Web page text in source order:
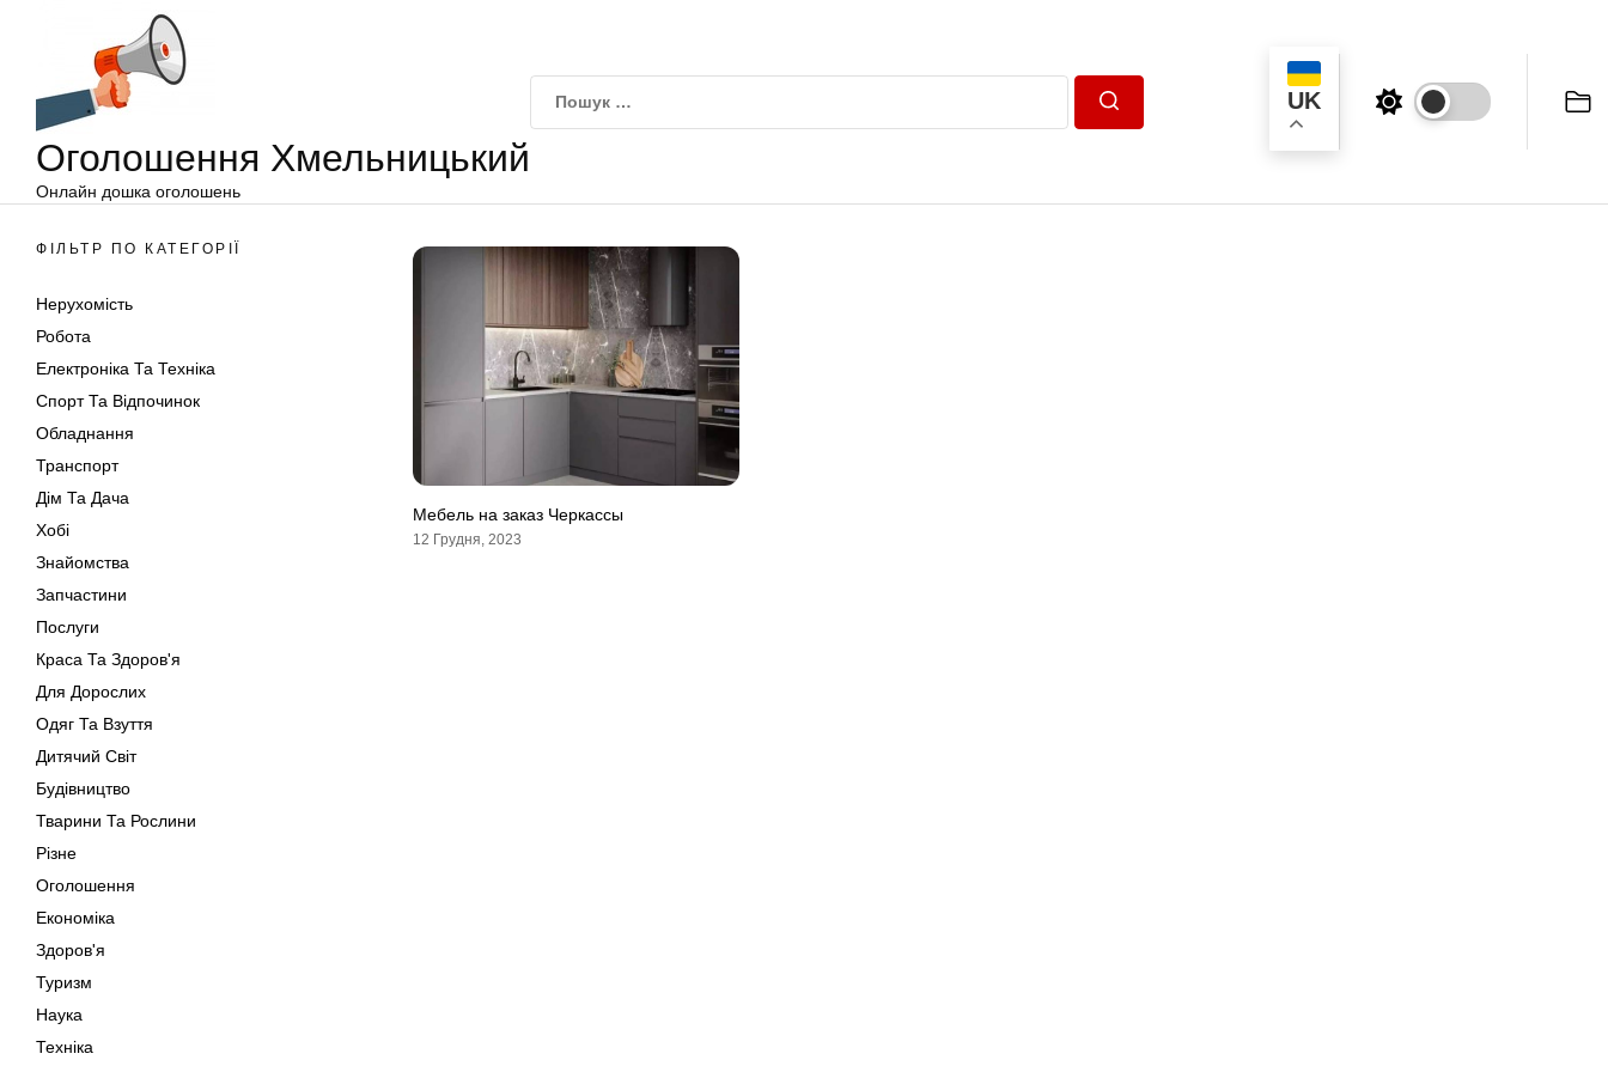
Оголошення Хмельницький
Онлайн дошка оголошень
UK
ФІЛЬТР ПО КАТЕГОРІЇ
Нерухомість
Робота
Електроніка Та Техніка
Спорт Та Відпочинок
Обладнання
Транспорт
Дім Та Дача
Хобі
Знайомства
Запчастини
Послуги
Краса Та Здоров'я
Для Дорослих
Одяг Та Взуття
Дитячий Світ
Будівництво
Тварини Та Рослини
Різне
Оголошення
Економіка
Здоров'я
Туризм
Наука
Техніка
Мебель на заказ Черкассы
12 Грудня, 2023